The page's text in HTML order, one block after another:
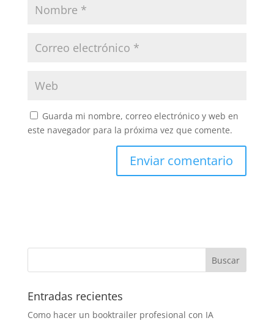
Guarda mi nombre, correo electrónico y web en
este navegador para la próxima vez que comente.
Entradas recientes
Como hacer un booktrailer profesional con IA